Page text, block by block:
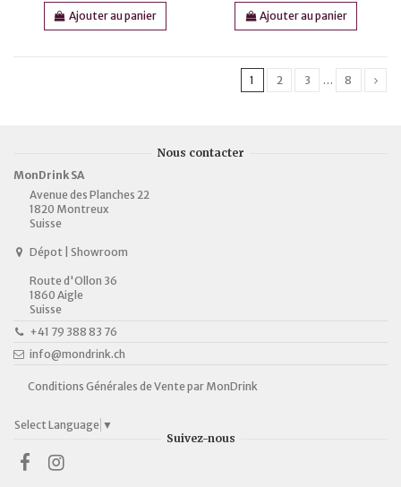
Ajouter au panier Ajouter au panier
1 2 3 … 8
Nous contacter
MonDrink SA
Avenue des Planches 22
1820 Montreux
Suisse
Dépot | Showroom
Route d'Ollon 36
1860 Aigle
Suisse
+41 79 388 83 76
info@mondrink.ch
Conditions Générales de Vente par MonDrink
Select Language ▼
Suivez-nous